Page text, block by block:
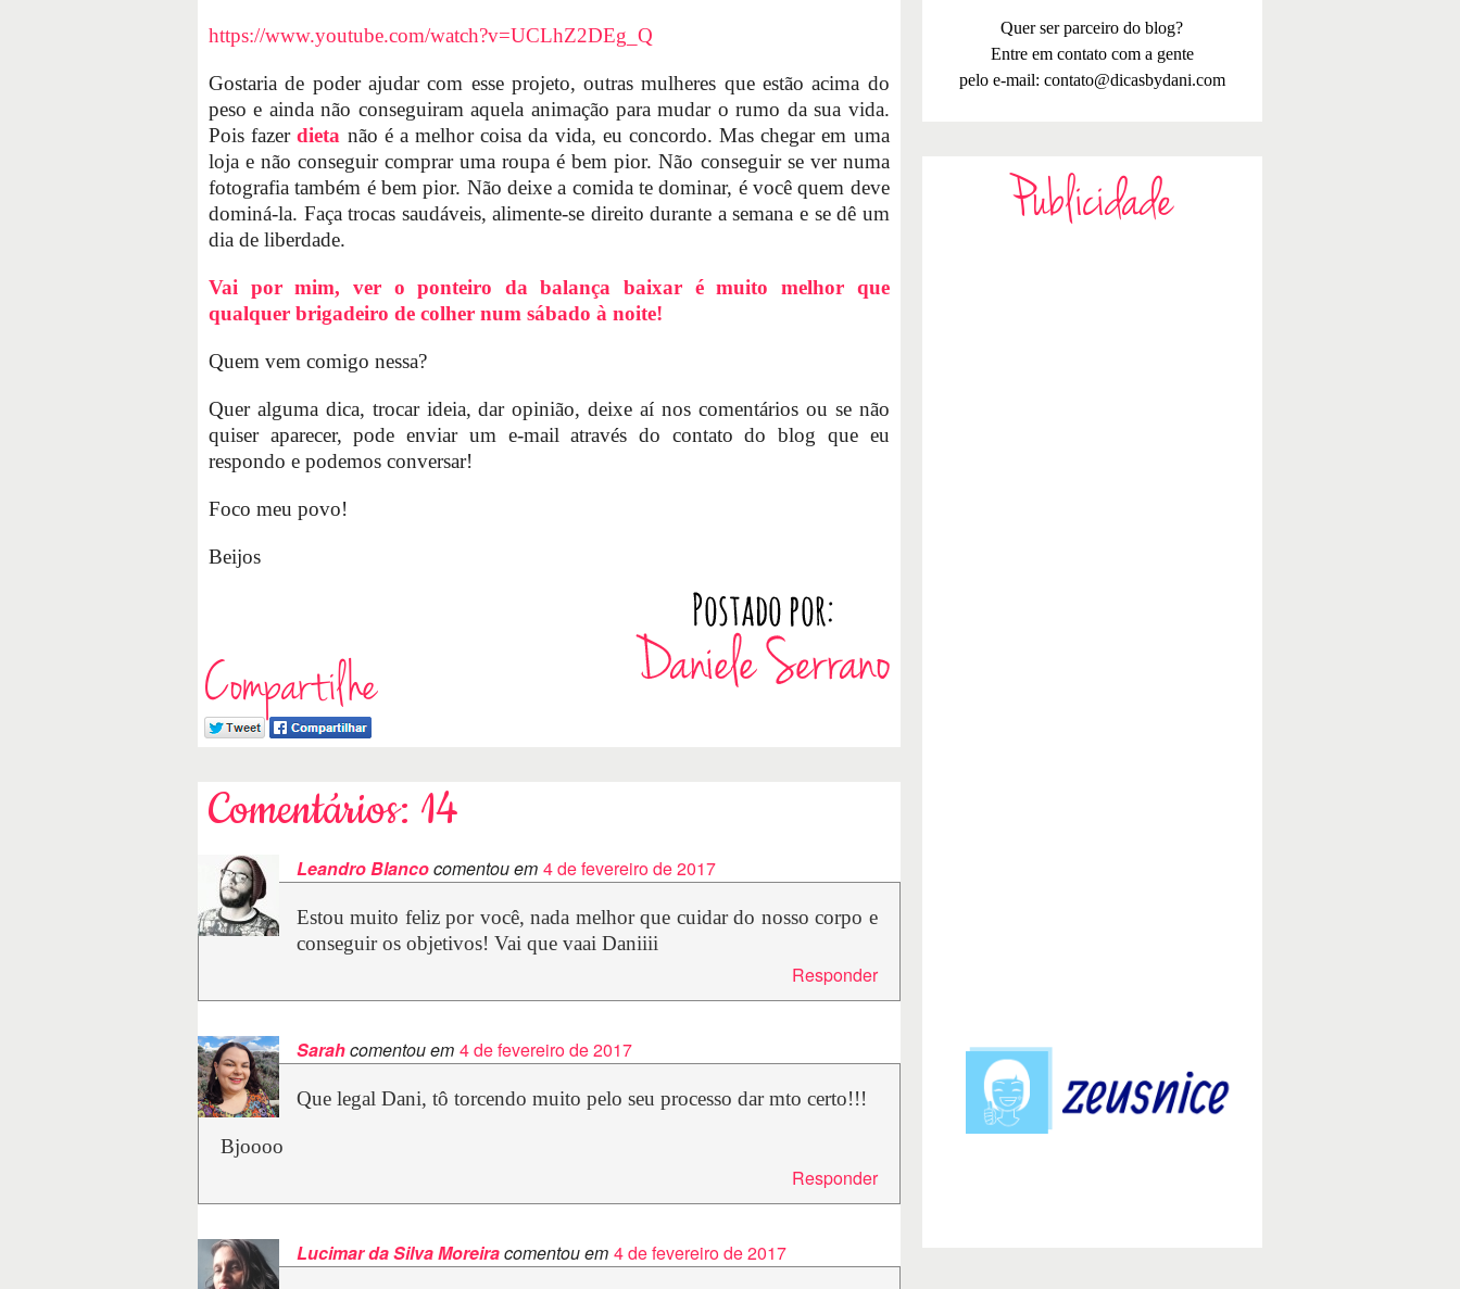
https://www.youtube.com/watch?v=UCLhZ2DEg_Q
Gostaria de poder ajudar com esse projeto, outras mulheres que estão acima do
peso e ainda não conseguiram aquela animação para mudar o rumo da sua vida.
Pois fazerdieta não é a melhor coisa da vida, eu concordo. Mas chegar em uma
loja e não conseguir comprar uma roupa é bem pior. Não conseguir se ver numa
fotografia também é bem pior. Não deixe a comida te dominar, é você quem deve
dominá-la. Faça trocas saudáveis, alimente-se direito durante a semana e se dê um
dia de liberdade.
Vai por mim, ver o ponteiro da balança baixar é muito melhor que
qualquer brigadeiro de colher num sábado à noite!
Quem vem comigo nessa?
Quer alguma dica, trocar ideia, dar opinião, deixe aí nos comentários ou se não
quiser aparecer, pode enviar um e-mail através do contato do blog que eu
respondo e podemos conversar!
Foco meu povo!
Beijos
Compartilhe
Comentários: 14
Leandro Blancocomentou em 4 de fevereiro de 2017
Estou muito feliz por você, nada melhor que cuidar do nosso corpo e
conseguir os objetivos! Vai que vaai Daniiii
Responder
Sarahcomentou em 4 de fevereiro de 2017
Que legal Dani, tô torcendo muito pelo seu processo dar mto certo!!!
Bjoooo
Responder
Lucimar da Silva Moreiracomentou em 4 de fevereiro de 2017
Quer ser parceiro do blog?
Entre em contato com a gente
pelo e-mail: contato@dicasbydani.com
Publicidade